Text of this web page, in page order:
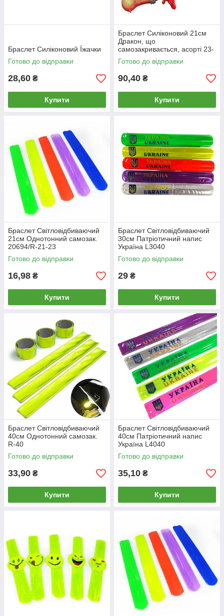
Браслет Силіконовий Їжачки
Готово до відправки
28,60 ₴
Купити
Браслет Силіконовий 21см
Дракон, що
самозакривається, асорті 23-
210
Готово до відправки
90,40 ₴
Купити
Браслет Світловідбиваючий
21см Однотонний самозак.
20694/R-21-23
Готово до відправки
16,98 ₴
Купити
Браслет Світловідбиваючий
30см Патріотичний напис
Україна L3040
Готово до відправки
29 ₴
Купити
Браслет Світловідбиваючий
40см Однотонний самозак.
R-40
Готово до відправки
33,90 ₴
Купити
Браслет Світловідбиваючий
40см Патріотичний напис
Україна L4040
Готово до відправки
35,10 ₴
Купити